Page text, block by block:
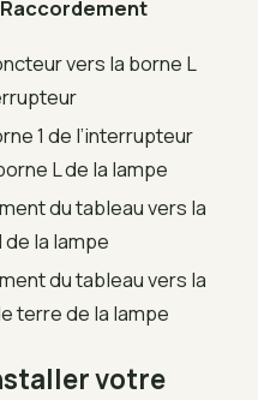
Raccordement
vers la borne L
1 de l’interrupteur
L de la lampe
du tableau vers la
de la lampe
du tableau vers la
terre de la lampe
votre